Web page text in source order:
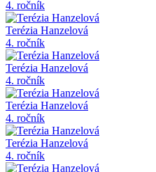
4. ročník
Terézia Hanzelová
4. ročník
Terézia Hanzelová
4. ročník
Terézia Hanzelová
4. ročník
Terézia Hanzelová
4. ročník